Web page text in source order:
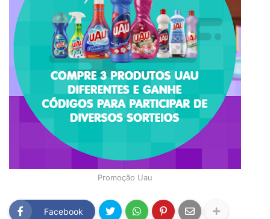
Promoção Uau
Facebook